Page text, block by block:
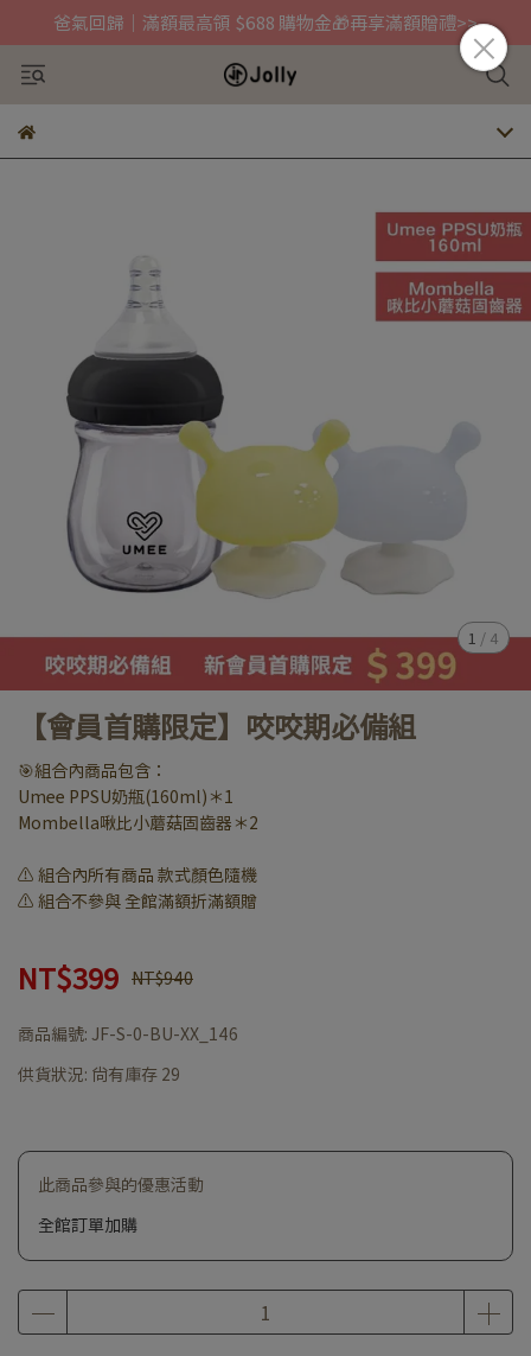
爸氣回歸｜滿額最高領 $688 購物金🎁再享滿額贈禮>>
1 / 4
【會員首購限定】咬咬期必備組
🎯組合內商品包含：
Umee PPSU奶瓶(160ml)＊1
Mombella啾比小蘑菇固齒器＊2
⚠️ 組合內所有商品 款式顏色隨機
⚠️ 組合不參與 全館滿額折滿額贈
NT$399 NT$940
商品編號: JF-S-0-BU-XX_146
供貨狀況: 尚有庫存 29
此商品參與的優惠活動
全館訂單加購